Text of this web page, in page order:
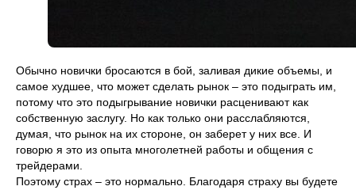
Обычно новички бросаются в бой, заливая дикие объемы, и
самое худшее, что может сделать рынок – это подыграть им,
потому что это подыгрывание новички расценивают как
собственную заслугу. Но как только они расслабляются,
думая, что рынок на их стороне, он заберет у них все. И
говорю я это из опыта многолетней работы и общения с
трейдерами.
Поэтому страх – это нормально. Благодаря страху вы будете